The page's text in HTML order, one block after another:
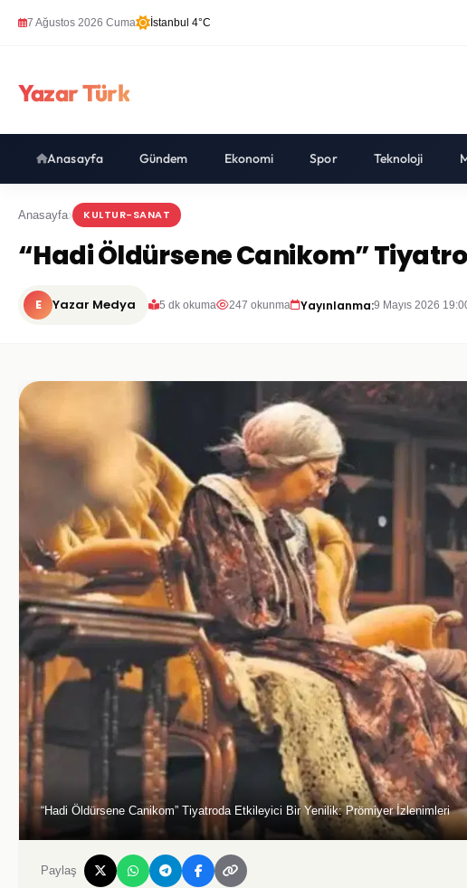
7 Ağustos 2026 Cuma İstanbul 4°C
Yazar Türk
Anasayfa Gündem Ekonomi Spor Teknoloji
Anasayfa KULTUR-SANAT
“Hadi Öldürsene Canikom”
E Yazar Medya 5 dk okuma 247 okunma Yayınlanma:9 Mayıs 2026
“Hadi Öldürsene Canikom” Tiyatroda Etkileyici Bir Yenilik: Prömiyer İzlenimleri
Paylaş